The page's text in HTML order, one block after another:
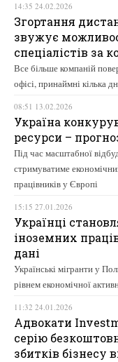
14:35 24.02.2026
Згортання
звужує
спеціалістів за
Все більше компаній
офісі, принаймні кілька
08:51 13.02.2026
Україна
ресурси –
Під час масштабної
стримуватиме
працівників у Європі
15:15 27.01.2026
Українці
іноземних
дані
Українські мігранти у
рівнем економічної
11:32 24.01.2026
Адвокати
серію
збитків бізнесу